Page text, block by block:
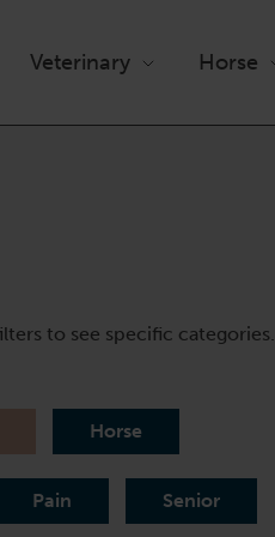
Veterinary Horse
to see specific categories.
Horse
Pain Senior